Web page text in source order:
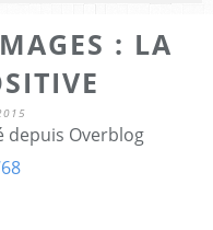
: LA
depuis Overblog